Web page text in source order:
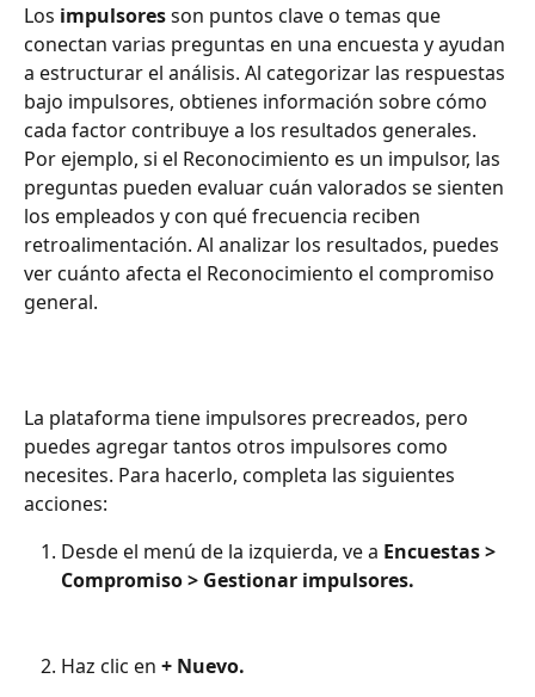
Los impulsores son puntos clave o temas que
conectan varias preguntas en una encuesta y ayudan
a estructurar el análisis. Al categorizar las respuestas
bajo impulsores, obtienes información sobre cómo
cada factor contribuye a los resultados generales.
Por ejemplo, si el Reconocimiento es un impulsor, las
preguntas pueden evaluar cuán valorados se sienten
los empleados y con qué frecuencia reciben
retroalimentación. Al analizar los resultados, puedes
ver cuánto afecta el Reconocimiento el compromiso
general.
La plataforma tiene impulsores precreados, pero
puedes agregar tantos otros impulsores como
necesites. Para hacerlo, completa las siguientes
acciones:
Desde el menú de la izquierda, ve a Encuestas >
Compromiso > Gestionar impulsores.
Haz clic en + Nuevo.